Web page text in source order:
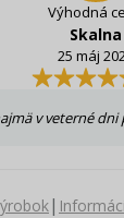
Výhodná
Skalna
25 máj
v veterné dni
|